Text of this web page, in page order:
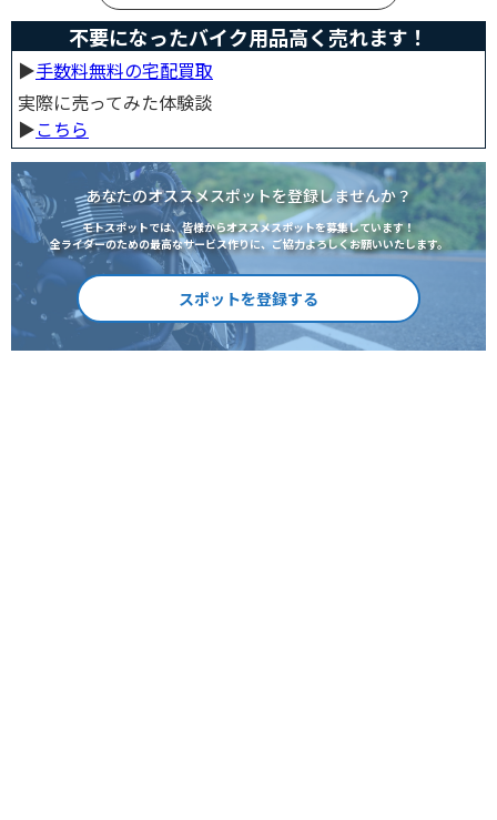
不要になったバイク用品高く売れます！
▶︎手数料無料の宅配買取
実際に売ってみた体験談
▶︎こちら
あなたのオススメスポットを登録しませんか？
モトスポットでは、皆様からオススメスポットを募集しています！
全ライダーのための最高なサービス作りに、ご協力よろしくお願いいたします。
スポットを登録する